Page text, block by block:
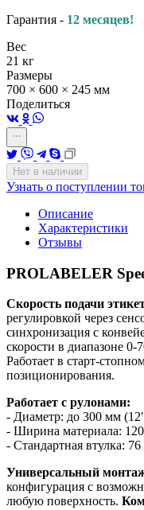
Гарантия - 12 месяцев!
Вес
21 кг
Размеры
700 × 600 × 245 мм
Поделиться
Нет в наличии
Узнать о поступлении
Описание
Характеристики
Отзывы
PROLABELER
Скорость подачи
регулировкой через
синхронизация с
скорости в диапазоне
Работает в старт-
позиционирования.
Работает с рулонами:
- Диаметр: до 300 мм
- Ширина материала:
- Стандартная втулка:
Универсальный
конфигурация с
любую поверхность.